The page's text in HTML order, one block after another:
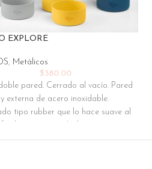
EXPLORE
, Metálicos
$380.00
doble pared. Cerrado al vacío. Pared
externa de acero inoxidable.
tipo rubber que lo hace suave al
antiderrapante sobre la base, que